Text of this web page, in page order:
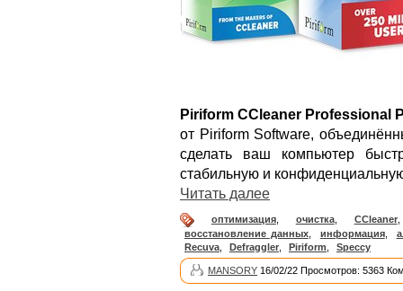
Piriform CCleaner Professional
от Piriform Software,
сделать ваш компьютер
стабильную и
Читать далее
оптимизация, очистка, CCleaner
восстановление данных, информация,
Recuva, Defraggler, Piriform, Speccy
MANSORY 16/02/22 Просмотров: 5363